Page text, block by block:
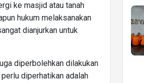
ke masjid atau tanah
hukum melaksanakan
dianjurkan untuk
diperbolehkan dilakukan
diperhatikan adalah